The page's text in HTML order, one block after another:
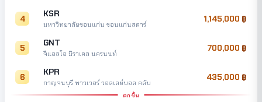
4 KSR
มหาวิทยาลัยขอนแก่น ขอนแก่นสตาร์
1,145,000
5 GNT
จีแอลโอ มิราเคล นครนนท์
700,000
6 KPR
กาญจนบุรี พาวเวอร์ วอลเลย์บอล คลับ
435,000
ตกชั้น